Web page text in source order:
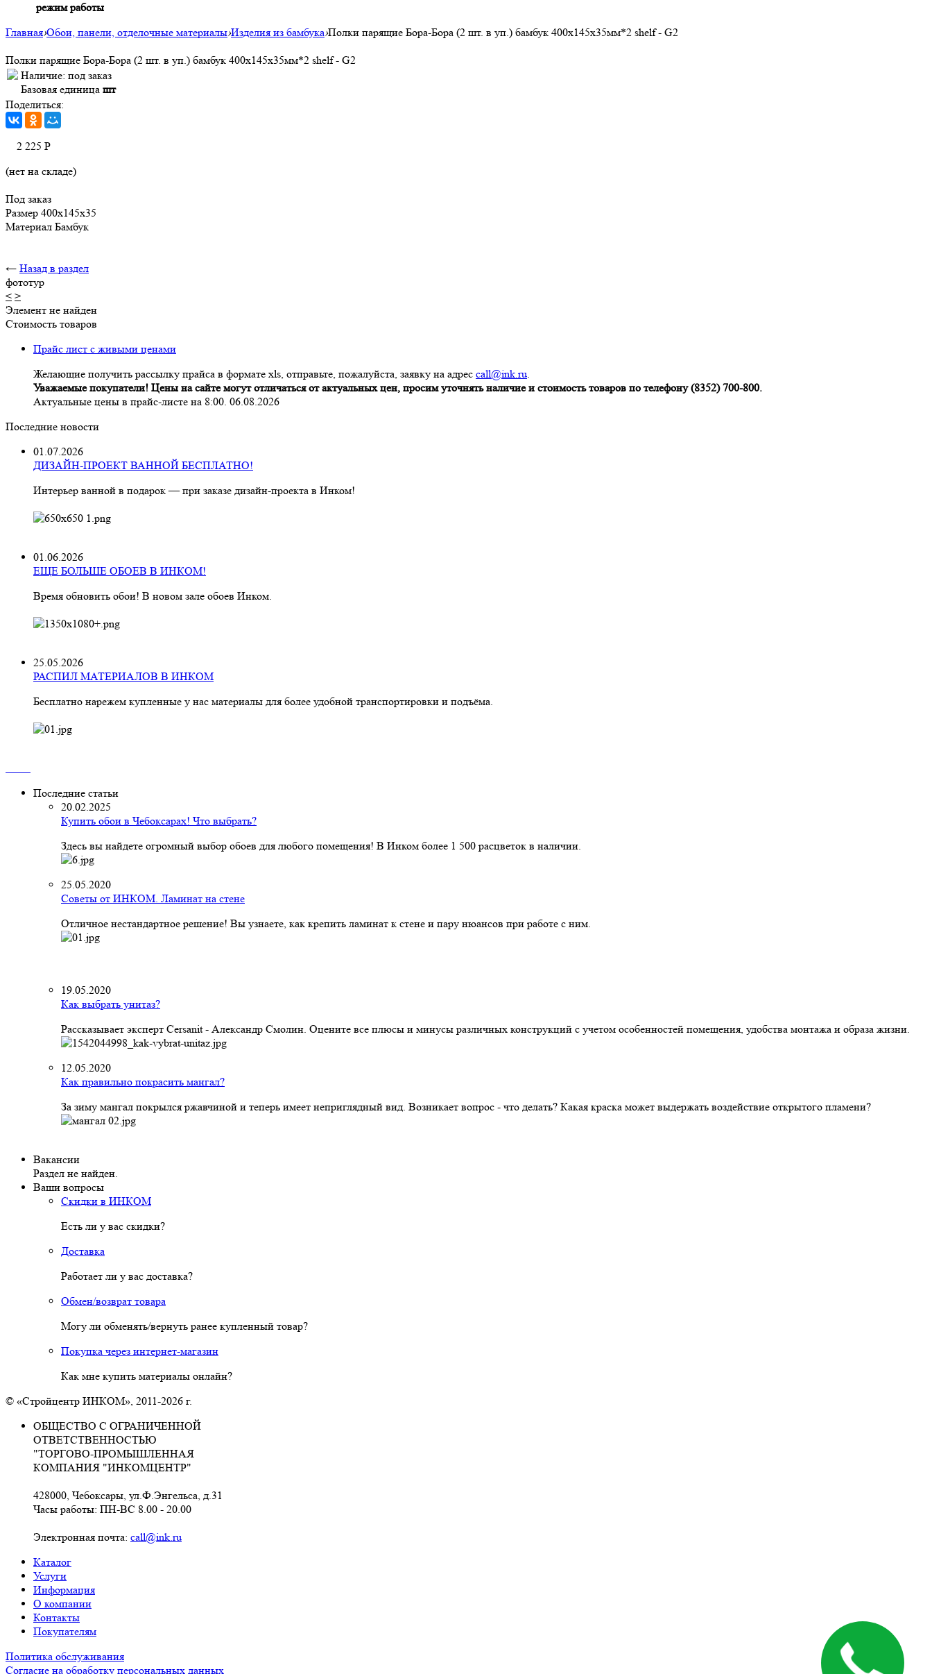
режим работы
Главная›Обои, панели, отделочные материалы›Изделия из бамбука›Полки парящие Бора-Бора (2 шт. в уп.) бамбук 400x145x35мм*2 shelf - G2
Полки парящие Бора-Бора (2 шт. в уп.) бамбук 400x145x35мм*2 shelf - G2
Наличие: под заказ
Базовая единица шт
Поделиться:
2 225 Р
(нет на складе)
Под заказ
Размер 400х145х35
Материал Бамбук
← Назад в раздел
фототур
< >
Элемент не найден
Стоимость товаров
Прайс лист с живыми ценами
Желающие получить рассылку прайса в формате xls, отправьте, пожалуйста, заявку на адрес call@ink.ru.
Уважаемые покупатели! Цены на сайте могут отличаться от актуальных цен, просим уточнять наличие и стоимость товаров по телефону (8352) 700-800.
Актуальные цены в прайс-листе на 8:00. 06.08.2026
Последние новости
01.07.2026
ДИЗАЙН-ПРОЕКТ ВАННОЙ БЕСПЛАТНО!
Интерьер ванной в подарок — при заказе дизайн‑проекта в Инком!
01.06.2026
ЕЩЕ БОЛЬШЕ ОБОЕВ В ИНКОМ!
Время обновить обои! В новом зале обоев Инком.
25.05.2026
РАСПИЛ МАТЕРИАЛОВ В ИНКОМ
Бесплатно нарежем купленные у нас материалы для более удобной транспортировки и подъёма.
Последние статьи
20.02.2025
Купить обои в Чебоксарах! Что выбрать?
Здесь вы найдете огромный выбор обоев для любого помещения! В Инком более 1 500 расцветок в наличии.
25.05.2020
Советы от ИНКОМ. Ламинат на стене
Отличное нестандартное решение! Вы узнаете, как крепить ламинат к стене и пару нюансов при работе с ним.
19.05.2020
Как выбрать унитаз?
Рассказывает эксперт Cersanit - Александр Смолин. Оцените все плюсы и минусы различных конструкций с учетом особенностей помещения, удобства монтажа и образа жизни.
12.05.2020
Как правильно покрасить мангал?
За зиму мангал покрылся ржавчиной и теперь имеет неприглядный вид. Возникает вопрос - что делать? Какая краска может выдержать воздействие открытого пламени?
Вакансии
Раздел не найден.
Ваши вопросы
Скидки в ИНКОМ
Есть ли у вас скидки?
Доставка
Работает ли у вас доставка?
Обмен/возврат товара
Могу ли обменять/вернуть ранее купленный товар?
Покупка через интернет-магазин
Как мне купить материалы онлайн?
© «Стройцентр ИНКОМ», 2011-2026 г.
ОБЩЕСТВО С ОГРАНИЧЕННОЙ
ОТВЕТСТВЕННОСТЬЮ
"ТОРГОВО-ПРОМЫШЛЕННАЯ
КОМПАНИЯ "ИНКОМЦЕНТР"
428000, Чебоксары, ул.Ф.Энгельса, д.31
Часы работы: ПН-ВС 8.00 - 20.00
Электронная почта: call@ink.ru
Каталог
Услуги
Информация
О компании
Контакты
Покупателям
Политика обслуживания
Согласие на обработку персональных данных